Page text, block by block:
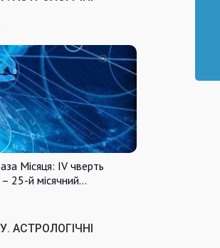
Місяця: IV чверть
25-й місячний…
АСТРОЛОГІЧНІ